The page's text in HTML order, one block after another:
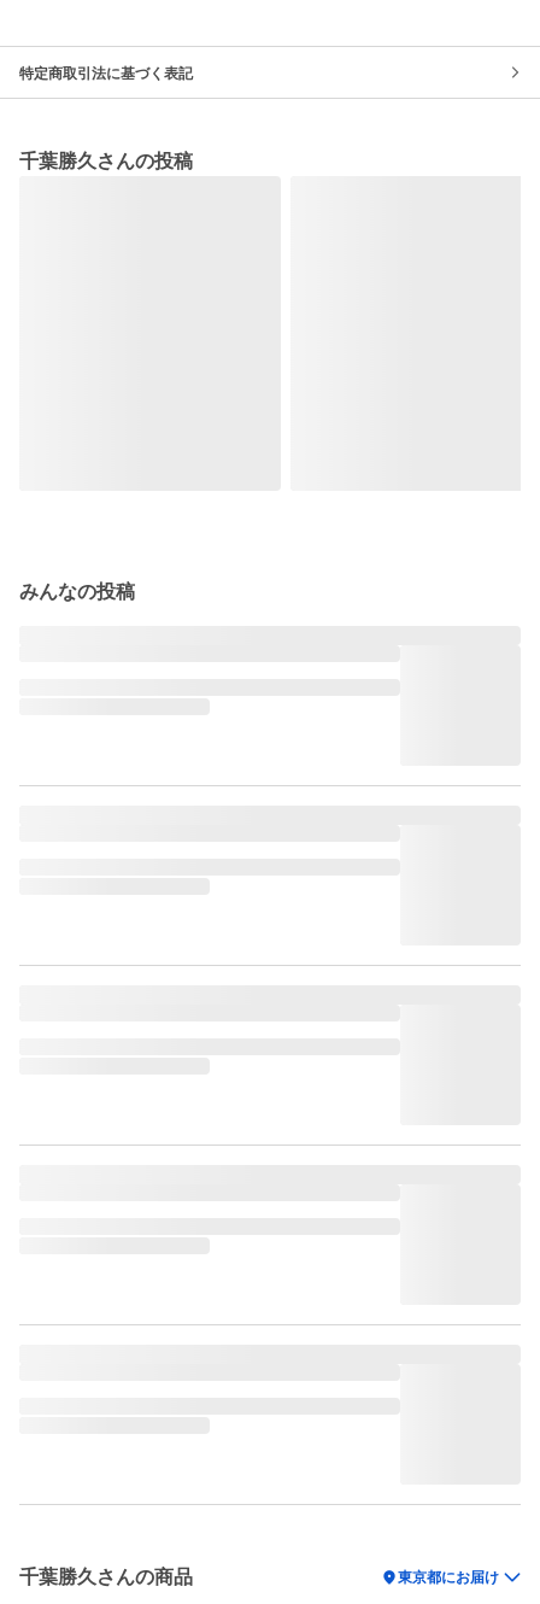
特定商取引法に基づく表記
千葉勝久さんの投稿
みんなの投稿
千葉勝久さんの商品 location_on東京都にお届け